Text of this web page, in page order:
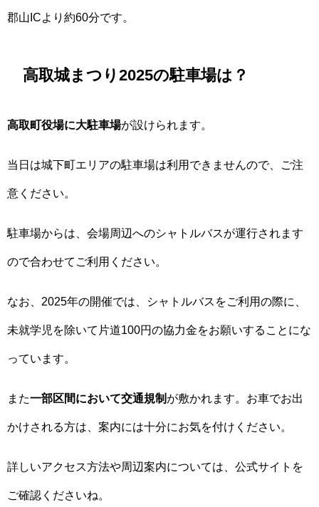
郡山ICより約60分です。
高取城まつり2025の駐車場は？
高取町役場に大駐車場が設けられます。
当日は城下町エリアの駐車場は利用できませんので、ご注
意ください。
駐車場からは、会場周辺へのシャトルバスが運行されます
ので合わせてご利用ください。
なお、2025年の開催では、シャトルバスをご利用の際に、
未就学児を除いて片道100円の協力金をお願いすることにな
っています。
また一部区間において交通規制 が敷かれます。お車でお出
かけされる方は、案内には十分にお気を付けください。
詳しいアクセス方法や周辺案内については、公式サイトを
ご確認くださいね。